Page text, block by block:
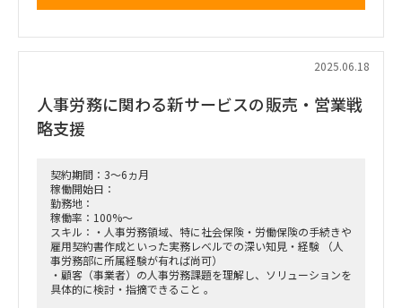
2025.06.18
人事労務に関わる新サービスの販売・営業戦
略支援
契約期間：3～6ヵ月
稼働開始日：
勤務地：
稼働率：100%～
スキル：・人事労務領域、特に社会保険・労働保険の手続きや
雇用契約書作成といった実務レベルでの深い知見・経験 （人
事労務部に所属経験が有れば尚可）
・顧客（事業者）の人事労務課題を理解し、ソリューションを
具体的に検討・指摘できること 。